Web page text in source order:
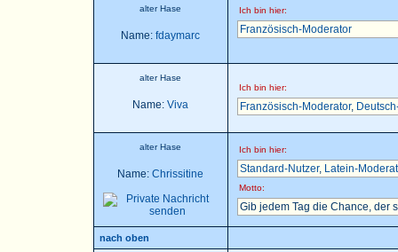
alter Hase
Name: fdaymarc
Ich bin hier:
Französisch-Moderator
alter Hase
Name: Viva
Ich bin hier:
Französisch-Moderator,
alter Hase
Name: Chrissitine
Ich bin hier:
Standard-Nutzer, Latein-
Motto:
Gib jedem Tag die Chance, der
nach oben